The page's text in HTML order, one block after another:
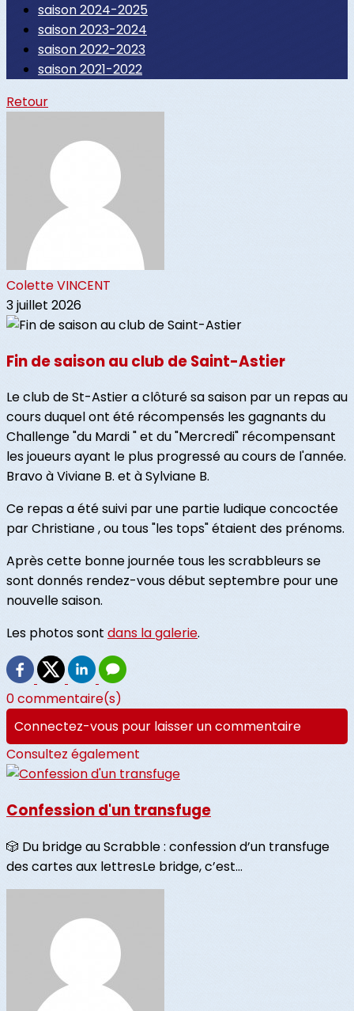
saison 2024-2025
saison 2023-2024
saison 2022-2023
saison 2021-2022
Retour
Colette VINCENT
3 juillet 2026
Fin de saison au club de Saint-Astier
Le club de St-Astier a clôturé sa saison par un repas au
cours duquel ont été récompensés les gagnants du
Challenge "du Mardi " et du "Mercredi" récompensant
les joueurs ayant le plus progressé au cours de l'année.
Bravo à Viviane B. et à Sylviane B.
Ce repas a été suivi par une partie ludique concoctée
par Christiane , ou tous "les tops" étaient des prénoms.
Après cette bonne journée tous les scrabbleurs se
sont donnés rendez-vous début septembre pour une
nouvelle saison.
Les photos sont dans la galerie.
0 commentaire(s)
Connectez-vous pour laisser un commentaire
Consultez également
Confession d'un transfuge
🎲 Du bridge au Scrabble : confession d’un transfuge
des cartes aux lettresLe bridge, c’est...